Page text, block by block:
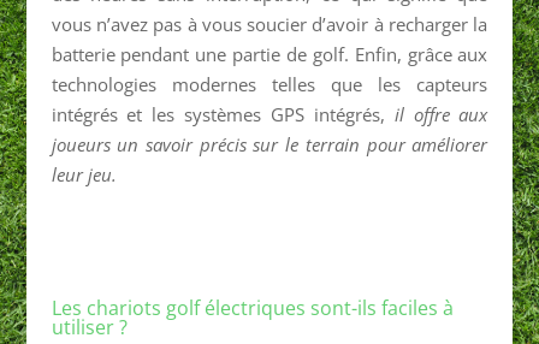
vous n’avez pas à vous soucier d’avoir à recharger la
batterie pendant une partie de golf. Enfin, grâce aux
technologies modernes telles que les capteurs
intégrés et les systèmes GPS intégrés, il offre aux
joueurs un savoir précis sur le terrain pour améliorer
leur jeu.
Les chariots golf électriques sont-ils faciles à
utiliser ?